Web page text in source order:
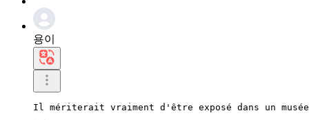
용이
Il mériterait vraiment d'être exposé dans un